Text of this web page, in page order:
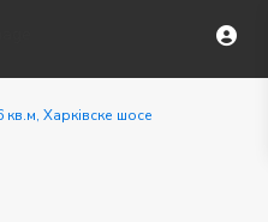
Харківске шосе